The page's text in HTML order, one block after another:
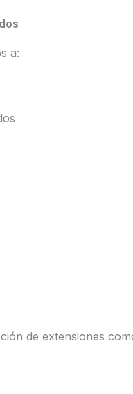
a:
de extensiones